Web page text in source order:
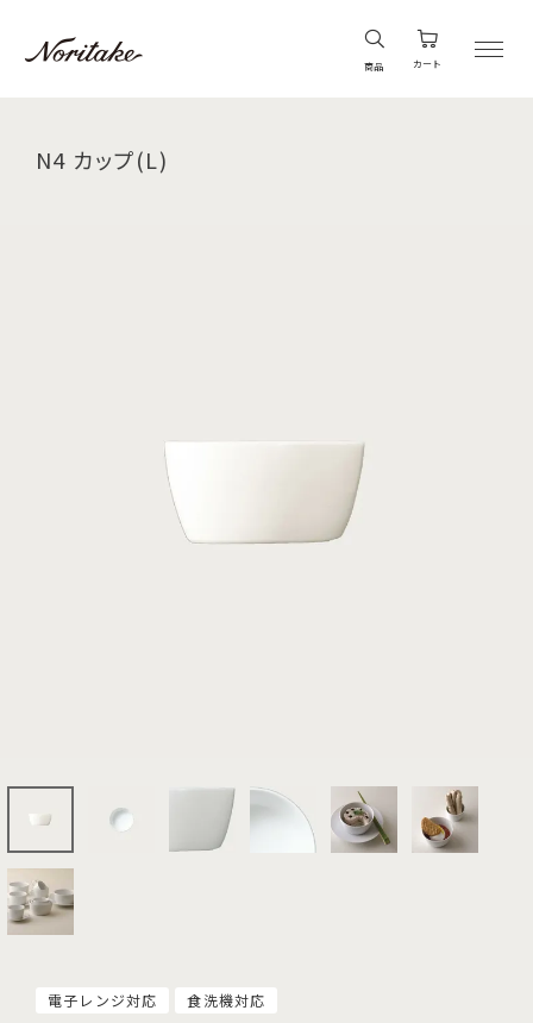
商品 カート
N4 カップ(L)
電子レンジ対応 食洗機対応